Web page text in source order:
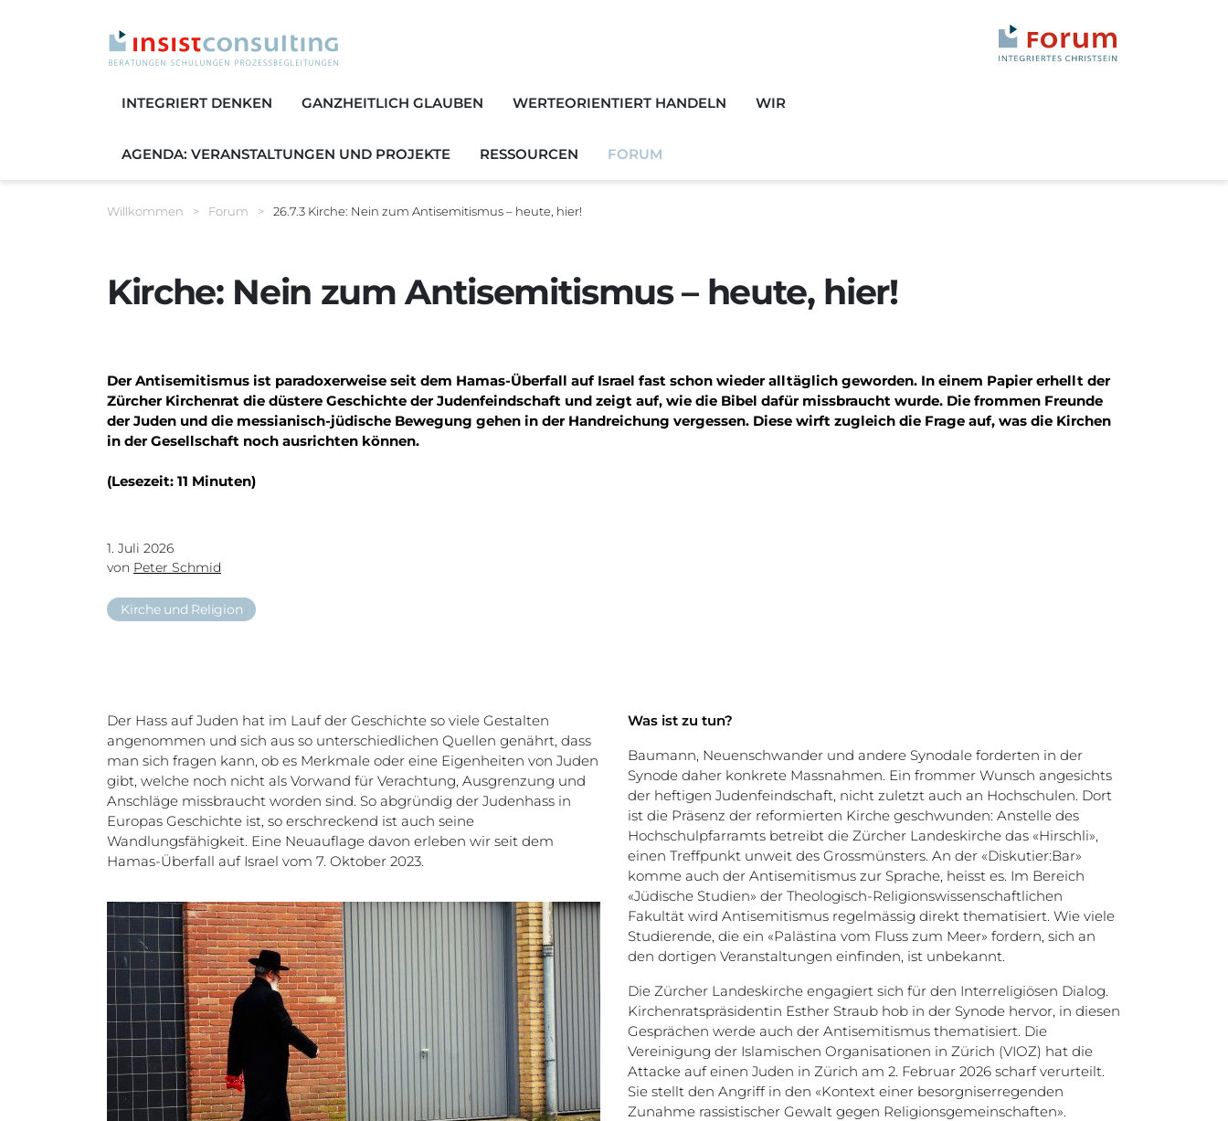
INTEGRIERT DENKEN GANZHEITLICH GLAUBEN WERTEORIENTIERT HANDELN WIR
AGENDA: VERANSTALTUNGEN UND PROJEKTE RESSOURCEN FORUM
Sie befinden sich hier:
Willkommen > Forum > 26.7.3 Kirche: Nein zum Antisemitismus – heute, hier!
Kirche: Nein zum Antisemitismus – heute, hier!
Der Antisemitismus ist paradoxerweise seit dem Hamas-Überfall auf Israel fast schon wieder alltäglich geworden. In einem Papier erhellt der
Zürcher Kirchenrat die düstere Geschichte der Judenfeindschaft und zeigt auf, wie die Bibel dafür missbraucht wurde. Die frommen Freunde
der Juden und die messianisch-jüdische Bewegung gehen in der Handreichung vergessen. Diese wirft zugleich die Frage auf, was die Kirchen
in der Gesellschaft noch ausrichten können.
(Lesezeit: 11 Minuten)
1. Juli 2026
von Peter Schmid
Kirche und Religion
Der Hass auf Juden hat im Lauf der Geschichte so viele Gestalten
angenommen und sich aus so unterschiedlichen Quellen genährt, dass
man sich fragen kann, ob es Merkmale oder eine Eigenheiten von Juden
gibt, welche noch nicht als Vorwand für Verachtung, Ausgrenzung und
Anschläge missbraucht worden sind. So abgründig der Judenhass in
Europas Geschichte ist, so erschreckend ist auch seine
Wandlungsfähigkeit. Eine Neuauflage davon erleben wir seit dem
Hamas-Überfall auf Israel vom 7. Oktober 2023.
Was ist zu tun?
Baumann, Neuenschwander und andere Synodale forderten in der
Synode daher konkrete Massnahmen. Ein frommer Wunsch angesichts
der heftigen Judenfeindschaft, nicht zuletzt auch an Hochschulen. Dort
ist die Präsenz der reformierten Kirche geschwunden: Anstelle des
Hochschulpfarramts betreibt die Zürcher Landeskirche das «Hirschli»,
einen Treffpunkt unweit des Grossmünsters. An der «Diskutier:Bar»
komme auch der Antisemitismus zur Sprache, heisst es. Im Bereich
«Jüdische Studien» der Theologisch-Religionswissenschaftlichen
Fakultät wird Antisemitismus regelmässig direkt thematisiert. Wie viele
Studierende, die ein «Palästina vom Fluss zum Meer» fordern, sich an
den dortigen Veranstaltungen einfinden, ist unbekannt.
Die Zürcher Landeskirche engagiert sich für den Interreligiösen Dialog.
Kirchenratspräsidentin Esther Straub hob in der Synode hervor, in diesen
Gesprächen werde auch der Antisemitismus thematisiert. Die
Vereinigung der Islamischen Organisationen in Zürich (VIOZ) hat die
Attacke auf einen Juden in Zürich am 2. Februar 2026 scharf verurteilt.
Sie stellt den Angriff in den «Kontext einer besorgniserregenden
Zunahme rassistischer Gewalt gegen Religionsgemeinschaften».